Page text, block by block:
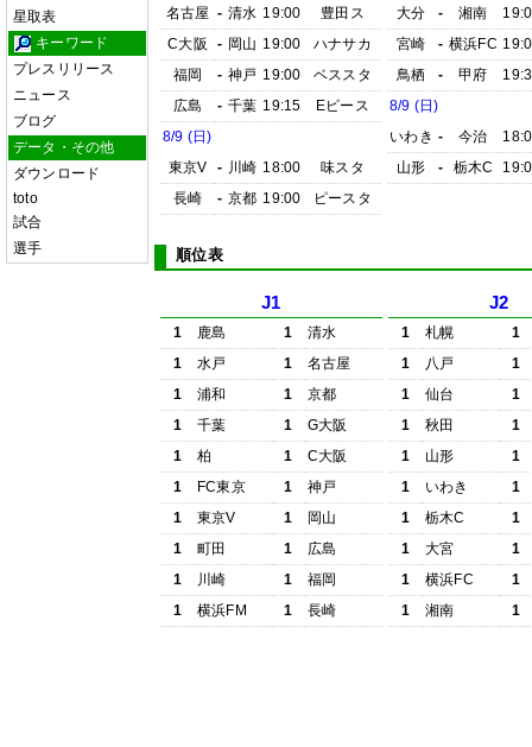
星取表
キーワード
プレスリリース
ニュース
ブログ
データ・その他
ダウンロード
toto
試合
選手
名古屋 - 清水 19:00
豊田ス
C大阪
- 岡山 19:00
ハナサカ
福岡
- 神戸 19:00
ベススタ
広島
- 千葉 19:15
Eピース
8/9 (日)
東京V
- 川崎 18:00
味スタ
長崎
- 京都 19:00 ピースタ
大分
- 湘南
宮崎
- 横浜FC
鳥栖
- 甲府
8/9 (日)
いわき - 今治
山形
- 栃木C
順位表
J1
1 鹿島 1
清水
1
水戸 1
名古屋
1
浦和 1
京都
1
千葉 1
G大阪
1
柏 1
C大阪
1
FC東京 1
神戸
1
東京V 1
岡山
1
町田 1
広島
1
川崎 1
福岡
1
横浜FM 1 長崎
J2
1 札幌
1
1
八戸
1
1
仙台
1
1
秋田
1
1
山形
1
1
いわき
1
1
栃木C
1
1
大宮
1
1
横浜FC
1
1
湘南 1